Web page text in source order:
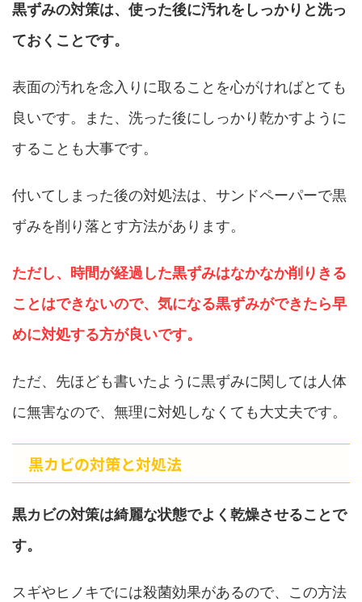
黒ずみの対策は、使った後に汚れをしっかりと洗っ
ておくことです。
表面の汚れを念入りに取ることを心がければとても
良いです。また、洗った後にしっかり乾かすように
することも大事です。
付いてしまった後の対処法は、サンドペーパーで黒
ずみを削り落とす方法があります。
ただし、時間が経過した黒ずみはなかなか削りきる
ことはできないので、気になる黒ずみができたら早
めに対処する方が良いです。
ただ、先ほども書いたように黒ずみに関しては人体
に無害なので、無理に対処しなくても大丈夫です。
黒カビの対策と対処法
黒カビの対策は綺麗な状態でよく乾燥させることで
す。
スギやヒノキでには殺菌効果があるので、この方法